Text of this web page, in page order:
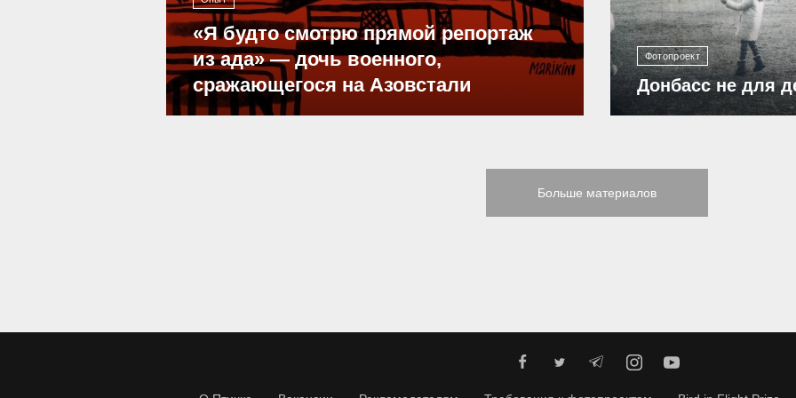
«Я будто смотрю прямой репортаж
из ада» — дочь военного,
сражающегося на Азовстали
Фотопроект
Донбасс не для
Больше материалов